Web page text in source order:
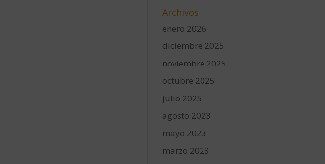
Archivos
enero 2026
diciembre 2025
noviembre 2025
octubre 2025
julio 2025
agosto 2023
mayo 2023
marzo 2023